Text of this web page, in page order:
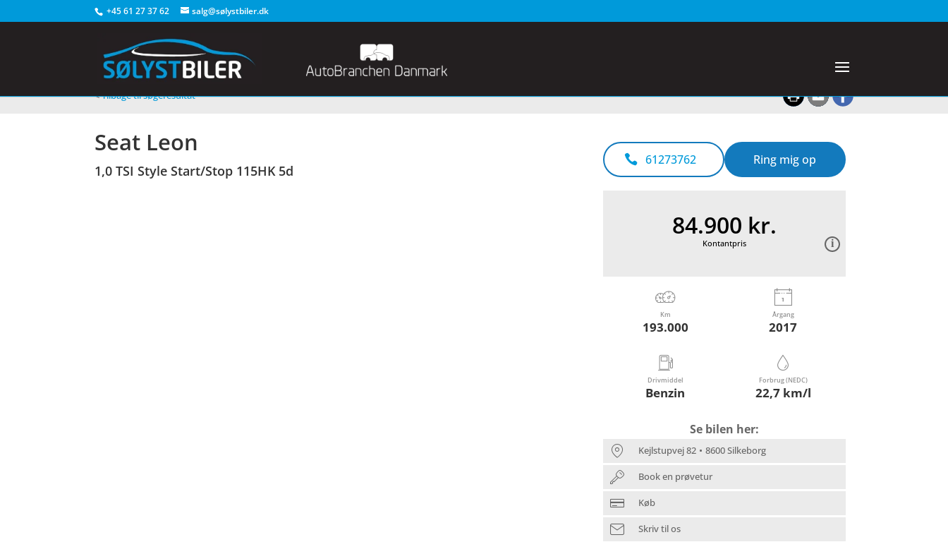
+45 61 27 37 62 salg@sølystbiler.dk
<Tilbage til søgeresultat
Seat Leon
1,0 TSI Style Start/Stop 115HK 5d
61273762 Ring mig op
84.900 kr.
Kontantpris
Km
193.000
Årgang
2017
Drivmiddel
Benzin
Forbrug (NEDC)
22,7 km/l
Se bilen her:
Kejlstupvej 82 8600 Silkeborg
Book en prøvetur
Køb
Skriv til os